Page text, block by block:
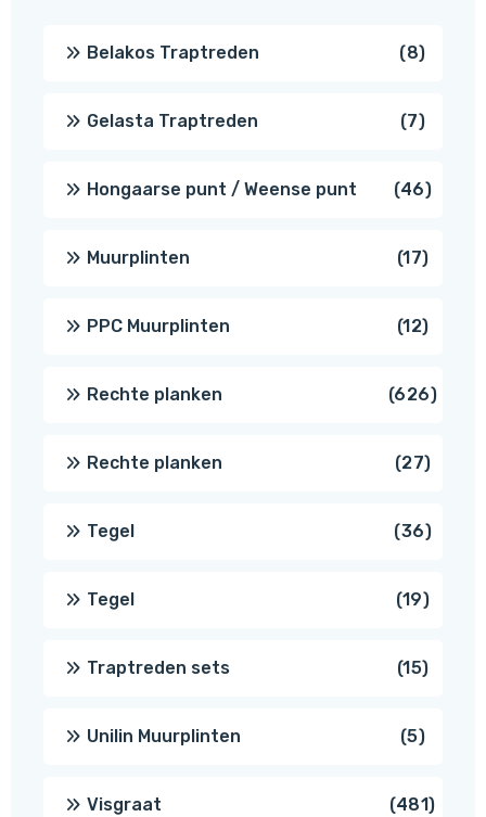
Belakos Traptreden 88
Gelasta Traptreden 77
Hongaarse punt / Weense punt 4646
Muurplinten 1717
PPC Muurplinten 1212
Rechte planken 626626
Rechte planken 2727
Tegel 3636
Tegel 1919
Traptreden sets 1515
Unilin Muurplinten 55
Visgraat 481481